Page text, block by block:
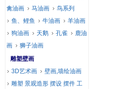
禽油画
马油画
鸟系列
鱼、鲤鱼
牛油画
羊油画
狗油画
天鹅 孔雀
鹿油
画
狮子油画
雕塑壁画
3D艺术画
壁画,墙绘油画
雕塑 景观造形 摆设 摆件 工